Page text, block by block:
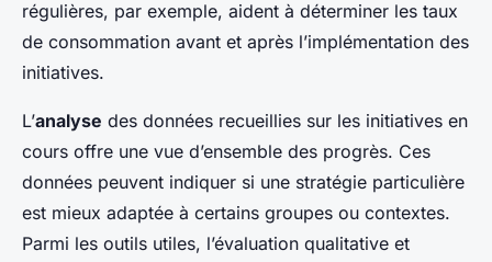
régulières, par exemple, aident à déterminer les taux
de consommation avant et après l’implémentation des
initiatives.
L’analyse des données recueillies sur les initiatives en
cours offre une vue d’ensemble des progrès. Ces
données peuvent indiquer si une stratégie particulière
est mieux adaptée à certains groupes ou contextes.
Parmi les outils utiles, l’évaluation qualitative et